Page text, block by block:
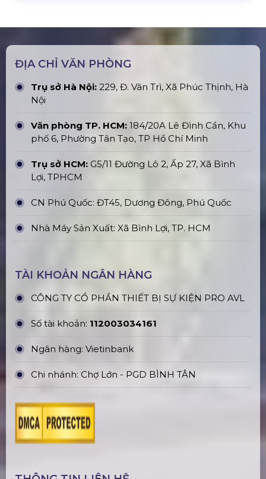
ĐỊA CHỈ VĂN PHÒNG
Trụ sở Hà Nội:229, Đ. Vân Trì, Xã Phúc Thịnh, Hà
Nội
Văn phòng TP. HCM:184/20A Lê Đình Cẩn, Khu
phố 6, Phường Tân Tạo, TP Hồ Chí Minh
Trụ sở HCM:G5/11 Đường Lô 2, Ấp 27, Xã Bình
Nhà Máy Sản Xuất: Xã Bình Lợi, TP. HCM
TÀI KHOẢN NGÂN HÀNG
112003034161
Chi nhánh: Chợ Lớn - PGD BÌNH TÂN